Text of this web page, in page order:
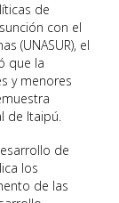
de
con el
(UNASUR), el
que la
y menores
de Itaipú.
de
los
de las